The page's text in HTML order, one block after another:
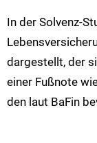
In der Solvenz-
dargestellt, der
einer Fußnote
den laut BaFin